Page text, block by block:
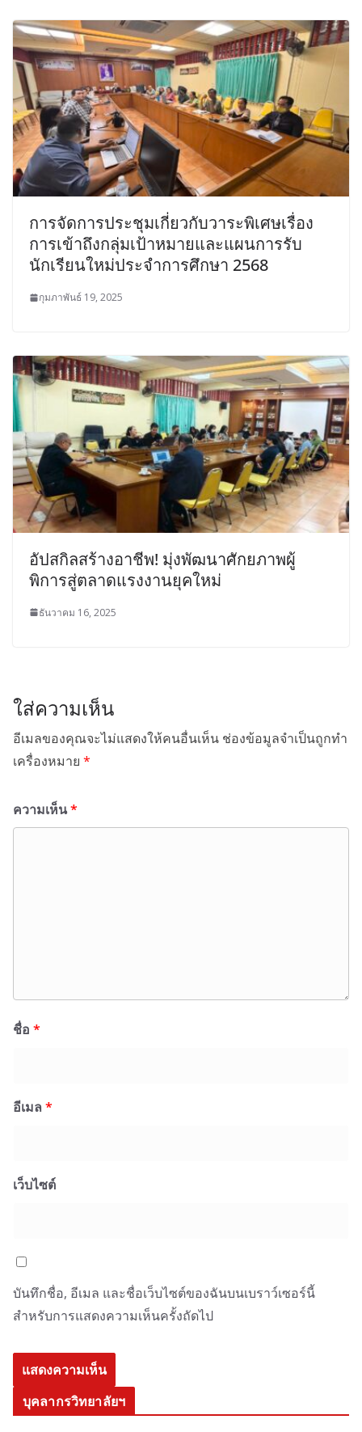
การจัดการประชุมเกี่ยวกับวาระพิเศษเรื่อง
การเข้าถึงกลุ่มเป้าหมายและแผนการรับ
นักเรียนใหม่ประจำการศึกษา 2568
กุมภาพันธ์ 19, 2025
อัปสกิลสร้างอาชีพ! มุ่งพัฒนาศักยภาพผู้
พิการสู่ตลาดแรงงานยุคใหม่
ธันวาคม 16, 2025
ใส่ความเห็น
อีเมลของคุณจะไม่แสดงให้คนอื่นเห็น ช่องข้อมูลจำเป็นถูกทำ
เครื่องหมาย *
ความเห็น*
ชื่อ *
อีเมล *
เว็บไซต์
บันทึกชื่อ, อีเมล และชื่อเว็บไซต์ของฉันบนเบราว์เซอร์นี้
สำหรับการแสดงความเห็นครั้งถัดไป
บุคลากรวิทยาลัยฯ